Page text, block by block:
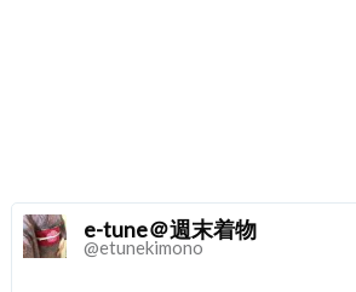
e-tune＠週末着物
@etunekimono